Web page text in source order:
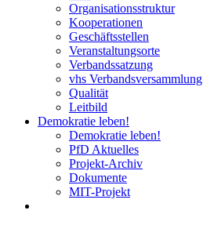
Organisationsstruktur
Kooperationen
Geschäftsstellen
Veranstaltungsorte
Verbandssatzung
vhs Verbandsversammlung
Qualität
Leitbild
Demokratie leben!
Demokratie leben!
PfD Aktuelles
Projekt-Archiv
Dokumente
MIT-Projekt